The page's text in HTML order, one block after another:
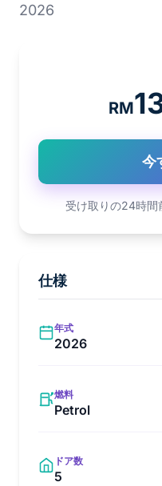
2026
RM
今
受け取りの24時間
仕様
年式
2026
燃料
Petrol
ドア数
5